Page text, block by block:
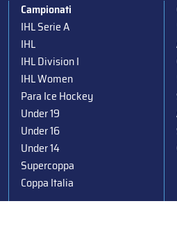
Campionati
IHL Serie A
IHL
IHL Division I
IHL Women
Para Ice Hockey
Under 19
Under 16
Under 14
Supercoppa
Coppa Italia